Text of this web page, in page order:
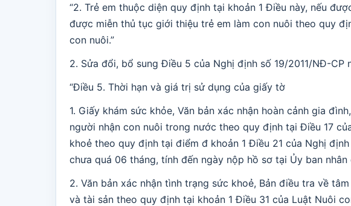
“2. Trẻ em thuộc diện quy định tại khoản 1 Điều này, nếu
được miễn thủ tục giới thiệu trẻ em làm con nuôi theo quy
con nuôi.”
2. Sửa đổi, bổ sung Điều 5 của Nghị định số 19/2011/NĐ-CP
“Điều 5. Thời hạn và giá trị sử dụng của giấy tờ
1. Giấy khám sức khỏe, Văn bản xác nhận hoàn cảnh gia
người nhận con nuôi trong nước theo quy định tại Điều 17
khoẻ theo quy định tại điểm đ khoản 1 Điều 21 của Nghị
chưa quá 06 tháng, tính đến ngày nộp hồ sơ tại Ủy ban nhân
2. Văn bản xác nhận tình trạng sức khoẻ, Bản điều tra về
và tài sản theo quy định tại khoản 1 Điều 31 của Luật Nuôi